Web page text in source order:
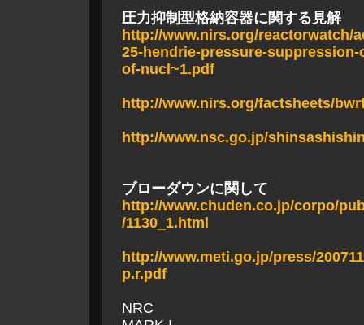
圧力抑制型格納容器に関する見解
http://www.nirs.org/reactorwatch/
25-hendrie-pressure-
of-nucl~1.pdf
http://www.nirs.org/factsheets/
http://www.nsc.go.jp/
ブローダウンに関して
http://www.chuden.co.jp/corpo/
/1130_1.html
http://www.meti.go.jp/press/
p.r.pdf
NRC